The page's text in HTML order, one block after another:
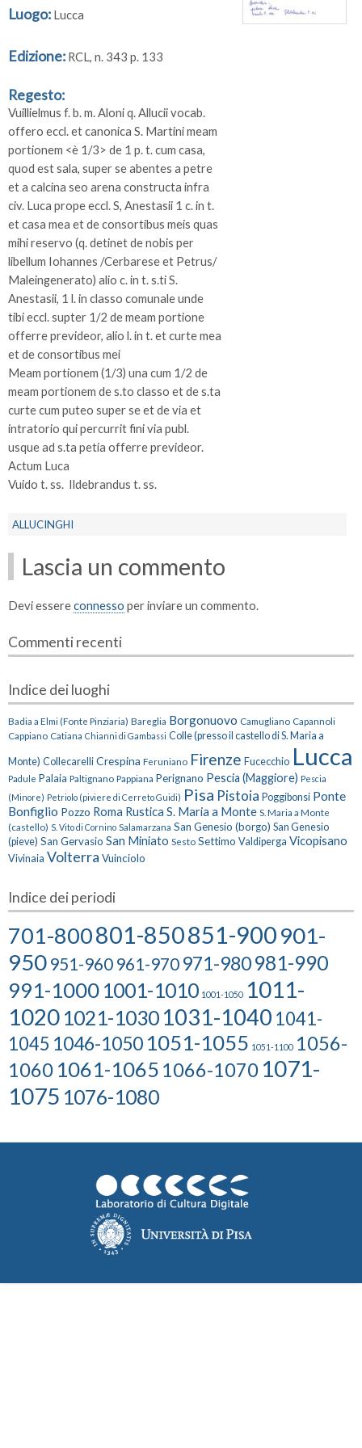
Luogo: Lucca
Edizione: RCL, n. 343 p. 133
Regesto:
Vuillielmus f. b. m. Aloni q. Allucii vocab.
offero eccl. et canonica S. Martini meam
portionem <è 1/3> de 1 p. t. cum casa,
quod est sala, super se abentes a petre
et a calcina seo arena constructa infra
civ. Luca prope eccl. S, Anestasii 1 c. in t.
et casa mea et de consortibus meis quas
mihi reservo (q. detinet de nobis per
libellum Iohannes /Cerbarese et Petrus/
Maleingenerato) alio c. in t. s.ti S.
Anestasii, 1 l. in classo comunale unde
tibi eccl. supter 1/2 de meam portione
offerre prevideor, alio l. in t. et curte mea
et de consortibus mei
Meam portionem (1/3) una cum 1/2 de
meam portionem de s.to classo et de s.ta
curte cum puteo super se et de via et
intratorio qui percurrit fini via publ.
usque ad s.ta petia offerre prevideor.
Actum Luca
Vuido t. ss. Ildebrandus t. ss.
ALLUCINGHI
Lascia un commento
Devi essereconnesso per inviare un commento.
Commenti recenti
Indice dei luoghi
Badia a Elmi (Fonte Pinziaria) Bareglia Borgonuovo Camugliano Capannoli
Cappiano Catiana Chianni di Gambassi Colle (presso il castello di S. Maria a
Monte) Collecarelli Crespina Feruniano Firenze Fucecchio Lucca
Padule Palaia Paltignano Pappiana Perignano Pescia (Maggiore) Pescia
(Minore) Petriolo (piviere di Cerreto Guidi) Pisa Pistoia Poggibonsi Ponte
Bonfiglio Pozzo Roma Rustica S. Maria a Monte S. Maria a Monte
(castello) S. Vito di Cornino Salamarzana San Genesio (borgo) San Genesio
(pieve) San Gervasio San Miniato Sesto Settimo Valdiperga Vicopisano
Vivinaia Volterra Vuinciolo
Indice dei periodi
701-800801-850851-900901-
950 951-960 961-970 971-980981-990
991-1000 1001-1010 1001-1050 1011-
1020 1021-1030 1031-1040 1041-
1045 1046-1050 1051-1055 1051-1100 1056-
1060 1061-1065 1066-1070 1071-
1075 1076-1080